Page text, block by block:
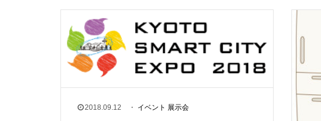
2018.09.12 ・ イベント 展示会